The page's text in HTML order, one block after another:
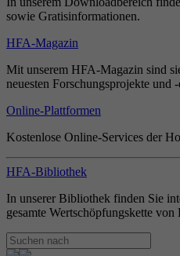
sowie Gratisinformationen.
HFA-Magazin
Mit unserem HFA-Magazin sind
neuesten Forschungsprojekte und
Online-Plattformen
Kostenlose Online-Services der
HFA-Bibliothek
In unserer Bibliothek finden Sie
gesamte Wertschöpfungskette von